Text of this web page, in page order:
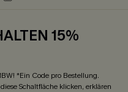
15%
*Ein Code pro Bestellung.
Schaltfläche klicken, erklären